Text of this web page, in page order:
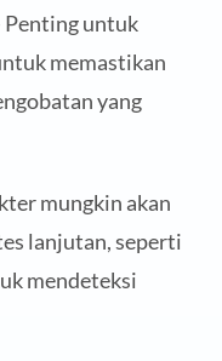
untuk
memastikan
yang
mungkin akan
lanjutan, seperti
mendeteksi